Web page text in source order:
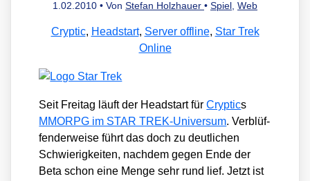
1.02.2010 • Von Stefan Holzhauer • Spiel , Web
Cryptic, Headstart, Server offline, Star Trek
Online
Seit Frei­tag läuft der Head­start fürCryp­tics
MMORPG im STAR TREK-Uni­ver­sum. Ver­blüf­
fen­der­wei­se führt das doch zu deut­li­chen
Schwie­rig­kei­ten, nach­dem gegen Ende der
Beta schon eine Men­ge sehr rund lief. Jetzt ist